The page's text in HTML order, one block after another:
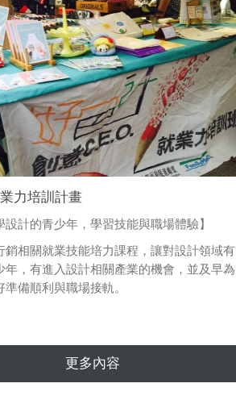
力培訓計畫
設計的青少年，學習技能與職場體驗】
銷相關就業技能培力課程，讓對設計領域有
年，有進入設計相關產業的機會，並及早為
備順利與職場接軌。
更多內容